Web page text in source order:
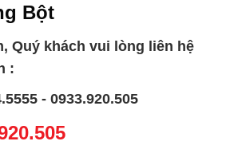
Bột
Quý khách vui lòng liên hệ
:
- 0933.920.505